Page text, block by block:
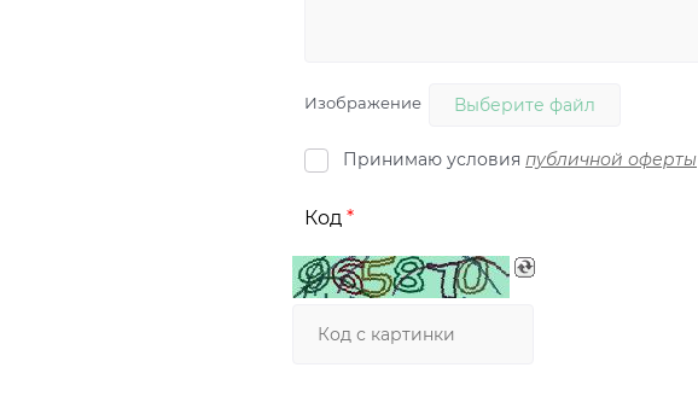
Изображение Выберите файл
Принимаю условия публичной оферты
Код